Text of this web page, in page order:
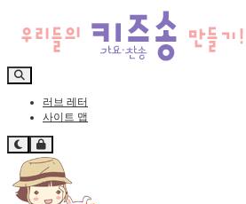
러브 레터
사이트 맵